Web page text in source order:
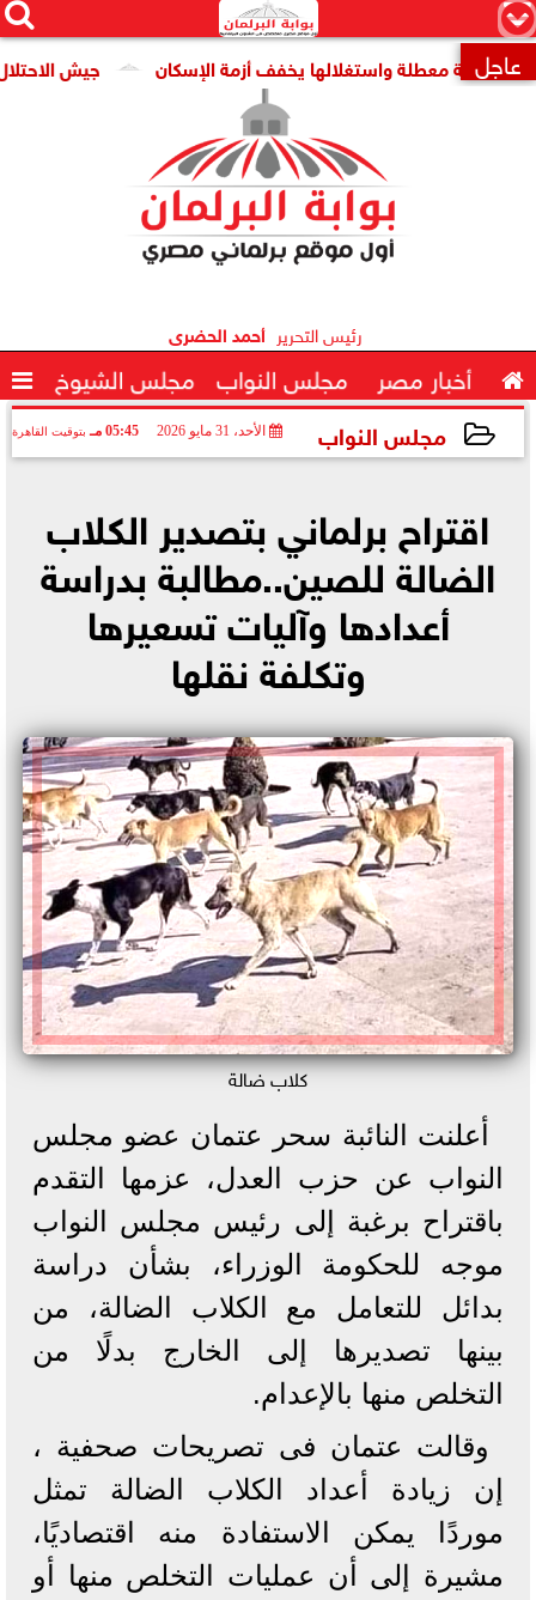
×


 عاجل جيش الاحتلال: مقتل جنديين معطلة واستغلالها يخفف أزمة الإسكان
رئيس التحرير أحمد الحضرى
 أخبار مصر مجلس النواب مجلس الشيوخ 
مجلس النواب الأحد، 31 مايو 2026 05:45 مـ بتوقيت القاهرة
اقتراح برلماني بتصدير الكلاب
الضالة للصين..مطالبة بدراسة
أعدادها وآليات تسعيرها
وتكلفة نقلها
كلاب ضالة
أعلنت النائبة سحر عتمان عضو مجلس
النواب عن حزب العدل، عزمها التقدم
باقتراح برغبة إلى رئيس مجلس النواب
موجه للحكومة الوزراء، بشأن دراسة
بدائل للتعامل مع الكلاب الضالة، من
بينها تصديرها إلى الخارج بدلًا من
التخلص منها بالإعدام.
وقالت عتمان فى تصريحات صحفية ،
إن زيادة أعداد الكلاب الضالة تمثل
موردًا يمكن الاستفادة منه اقتصاديًا،
مشيرة إلى أن عمليات التخلص منها أو